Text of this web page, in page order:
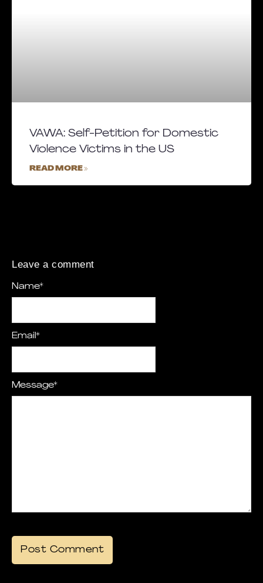
VAWA: Self-Petition for Domestic
Violence Victims in the US
READ MORE »
Leave a comment
Message*
Name*
Email *